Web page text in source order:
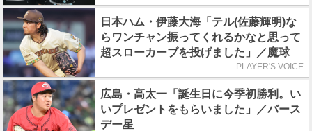
日本ハム・伊藤大海「テル(佐藤輝明)な
らワンチャン振ってくれるかなと思って
超スローカーブを投げました」／魔球
PLAYER'S VOICE
広島・高太一「誕生日に今季初勝利。い
いプレゼントをもらいました」／バース
デー星